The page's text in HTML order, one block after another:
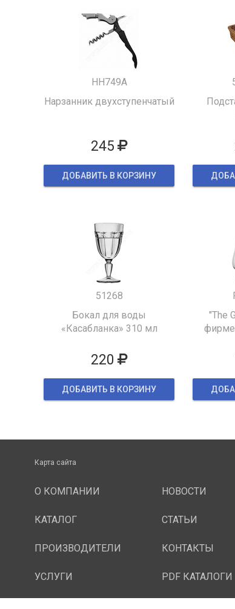
HH749A
Нарзанник двухступенчатый
245
ДОБАВИТЬ В КОРЗИНУ
51268
Бокал для воды
«Касабланка» 310 мл
220
ДОБАВИТЬ В КОРЗИНУ
"The
Карта сайта
О КОМПАНИИ
КАТАЛОГ
ПРОИЗВОДИТЕЛИ
УСЛУГИ
НОВОСТИ
СТАТЬИ
КОНТАКТЫ
PDF КАТАЛОГИ